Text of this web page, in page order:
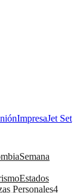
ImpresaJet Set
Semana
Estados
Personales4